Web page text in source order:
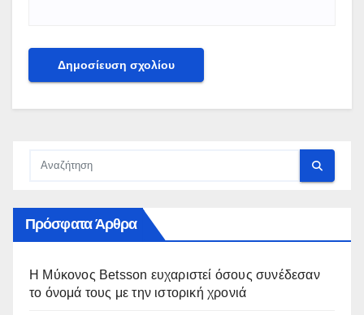
Πρόσφατα Άρθρα
Η Μύκονος Betsson ευχαριστεί όσους συνέδεσαν
το όνομά τους με την ιστορική χρονιά